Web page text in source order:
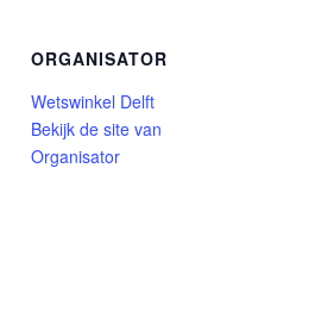
ORGANISATOR
Wetswinkel Delft
Bekijk de site van
Organisator